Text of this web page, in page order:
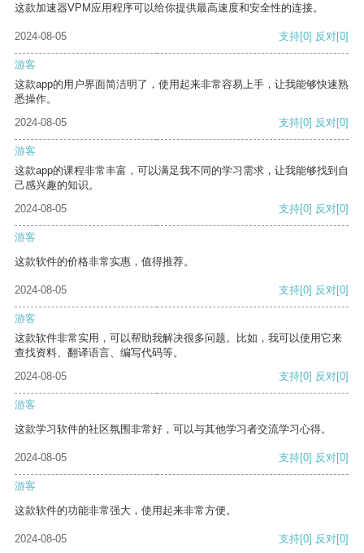
这款加速器VPM应用程序可以给你提供最高速度和安全性的连接。
2024-08-05 支持[0] 反对[0]
游客
这款app的用户界面简洁明了，使用起来非常容易上手，让我能够快速熟
悉操作。
2024-08-05
支持[0] 反对[0]
游客
这款app的课程非常丰富，可以满足我不同的学习需求，让我能够找到自
己感兴趣的知识。
2024-08-05
支持[0] 反对[0]
游客
这款软件的价格非常实惠，值得推荐。
2024-08-05 支持[0] 反对[0]
游客
这款软件非常实用，可以帮助我解决很多问题。比如，我可以使用它来
查找资料、翻译语言、编写代码等。
2024-08-05
支持[0] 反对[0]
游客
这款学习软件的社区氛围非常好，可以与其他学习者交流学习心得。
2024-08-05 支持[0] 反对[0]
游客
这款软件的功能非常强大，使用起来非常方便。
2024-08-05 支持[0] 反对[0]